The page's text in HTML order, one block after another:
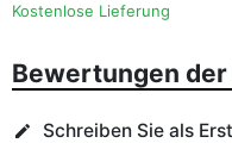
Kostenlose Lieferung
Bewertungen
edit Schreiben Sie als